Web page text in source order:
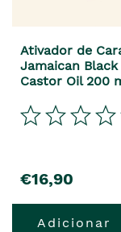
Ativador de
Jamaican Black
Castor Oil 200
€16,90
Adicionar